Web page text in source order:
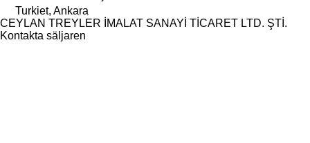
Turkiet, Ankara
CEYLAN TREYLER İMALAT SANAYİ TİCARET LTD. ŞTİ.
Kontakta säljaren